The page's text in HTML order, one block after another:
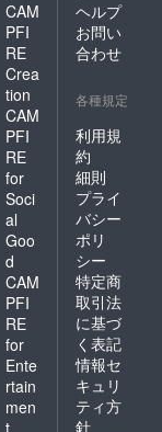
CAM
PFI
RE
Crea
tion
CAM
PFI
RE
for
Soci
al
Goo
d
CAM
PFI
RE
for
Ente
rtain
men
t
ヘルプ
お問い
合わせ
各種規定
利用規
約
細則
プライ
バシー
ポリ
シー
特定商
取引法
に基づ
く表記
情報セ
キュリ
ティ方
針